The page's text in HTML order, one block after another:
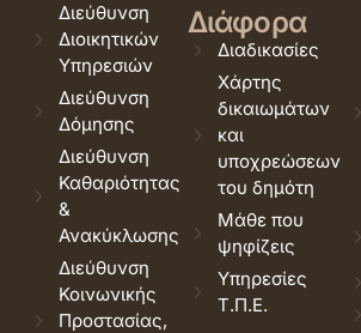
Διεύθυνση
Διοικητικών
Υπηρεσιών
Διεύθυνση
Δόμησης
Διεύθυνση
Καθαριότητας
&
Ανακύκλωσης
Διεύθυνση
Κοινωνικής
Προστασίας,
Διάφορα
Διαδικασίες
Χάρτης
δικαιωμάτων
και
υποχρεώσεων
του δημότη
Μάθε που
ψηφίζεις
Υπηρεσίες
Τ.Π.Ε.